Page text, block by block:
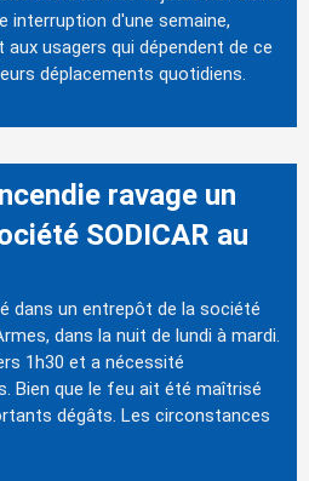
interruption d'une semaine,
usagers qui dépendent de ce
déplacements quotidiens.
ravage un
SODICAR au
dans un entrepôt de la société
dans la nuit de lundi à mardi.
1h30 et a nécessité
Bien que le feu ait été maîtrisé
dégâts. Les circonstances